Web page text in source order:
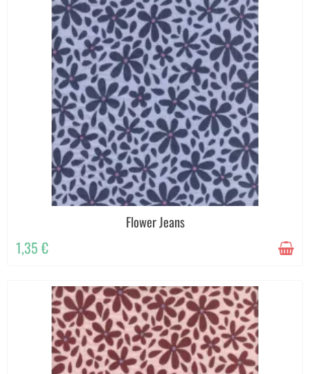
Flower Jeans
1,35 €